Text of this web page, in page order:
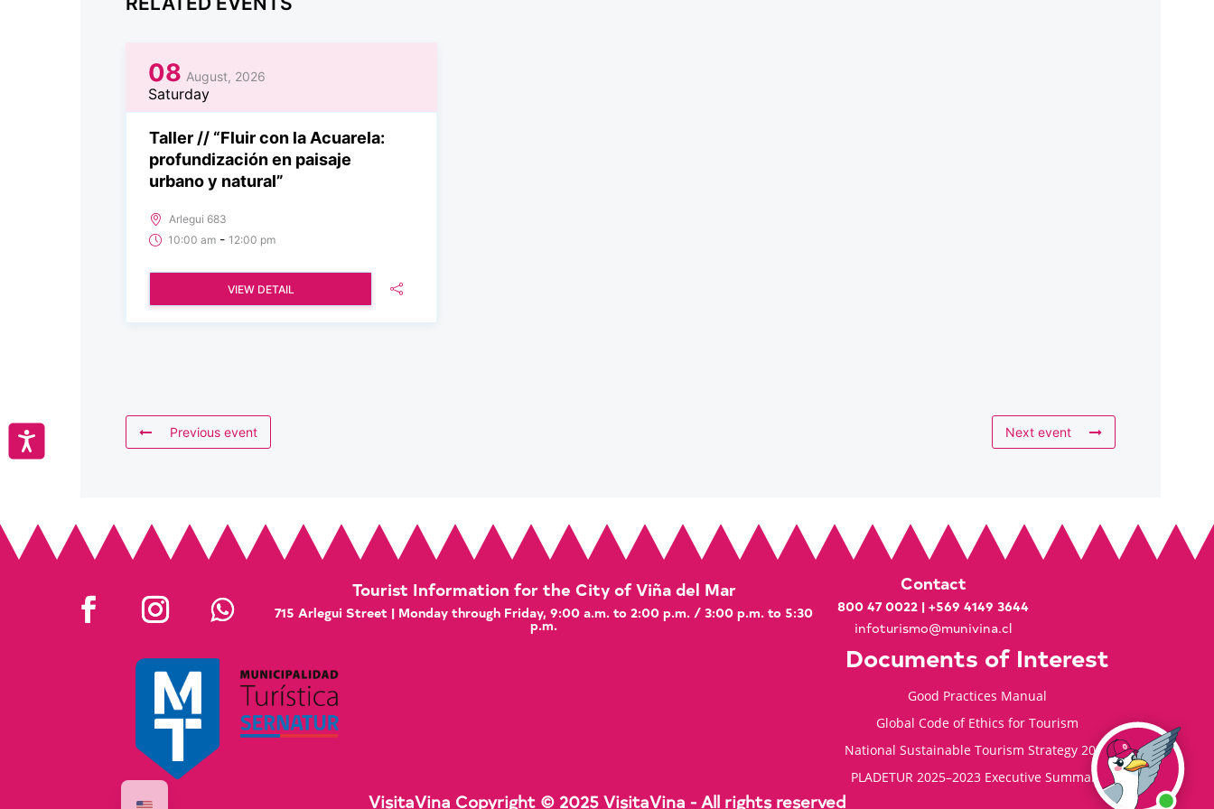
08 August, 2026
Saturday
Taller // “Fluir con la Acuarela:
profundización en paisaje
urbano y natural”
Arlegui 683
10:00 am - 12:00 pm
VIEW DETAIL
Previous event Next event
Tourist Information for the City of Viña del Mar
715 Arlegui Street | Monday through Friday, 9:00 a.m. to 2:00 p.m. / 3:00 p.m. to 5:30
p.m.
Contact
800 47 0022 |+569 4149 3644
infoturismo@munivina.cl
Documents of Interest
Good Practices Manual
Global Code of Ethics for Tourism
National Sustainable Tourism Strategy 2035
PLADETUR 2025–2023 Executive Summary
VisitaVina Copyright © 2025 VisitaVina - All rights reserved